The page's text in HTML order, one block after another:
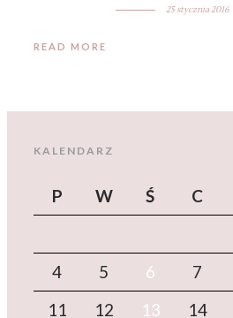
25 stycznia 2016
READ MORE
KALENDARZ
P W Ś C
4
5 6 7
11
12 13 14